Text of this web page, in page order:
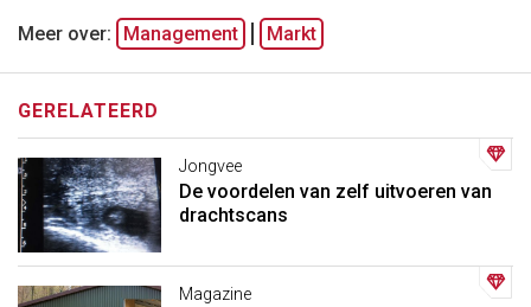
Meer over: Management Markt
GERELATEERD
Jongvee
De voordelen van zelf uitvoeren van
drachtscans
Magazine